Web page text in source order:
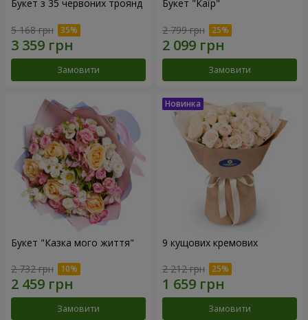
Букет з 35 червоних троянд
5 168 грн
Замовити
Букет "Каїр"
2 799 грн
Замовити
Букет "Казка мого життя"
2 732 грн
Замовити
9 кущових кремових
2 212 грн
Замовити